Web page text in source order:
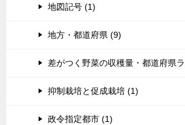
地図記号 (1)
地方・都道府県 (9)
差がつく野菜の収穫量・都道府県
抑制栽培と促成栽培 (1)
政令指定都市 (1)